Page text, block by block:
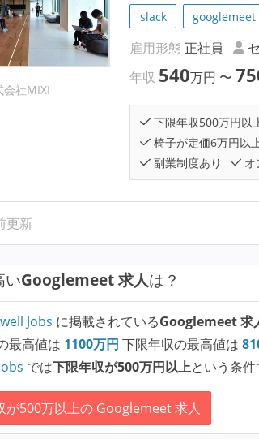
会社MIXI
slack googlemeet
雇用形態 正社員
年収 540万円 〜
下限年収500万円以
椅子が定価6万円以
副業制度あり
オ
更新
いGooglemeet 求人は？
Jobs に掲載されているGooglemeet 求
最高値は 1100万円 下限年収の最高値は
では下限年収が500万円以上という条件
が500万以上の Googlemeet 求人